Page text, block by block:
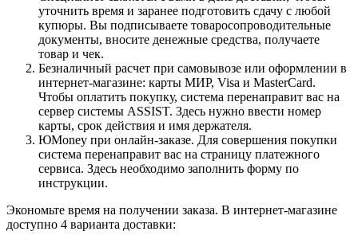
уточнить время и заранее подготовить сдачу с любой
купюры. Вы подписываете товаросопроводительные
документы, вносите денежные средства, получаете
товар и чек.
Безналичный расчет при самовывозе или оформлении в
интернет-магазине: карты МИР, Visa и MasterCard.
Чтобы оплатить покупку, система перенаправит вас на
сервер системы ASSIST. Здесь нужно ввести номер
карты, срок действия и имя держателя.
ЮMoney при онлайн-заказе. Для совершения покупки
система перенаправит вас на страницу платежного
сервиса. Здесь необходимо заполнить форму по
инструкции.
Экономьте время на получении заказа. В интернет-магазине
доступно 4 варианта доставки: